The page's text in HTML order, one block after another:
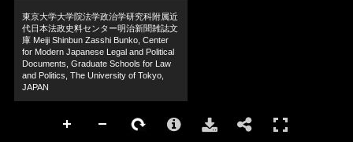
東京大学大学院法学政治学研究科附属近
代日本法政史料センター明治新聞雑誌文
庫 Meiji Shinbun Zasshi Bunko, Center
for Modern Japanese Legal and Political
Documents, Graduate Schools for Law
and Politics, The University of Tokyo,
JAPAN